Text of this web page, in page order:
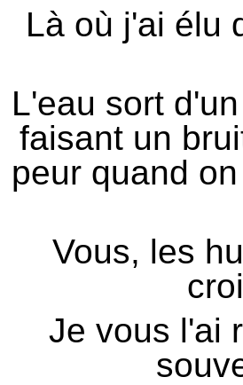
Là où j'ai élu
L'eau sort
faisant un
peur quand
Vous, les
Je vous l'ai